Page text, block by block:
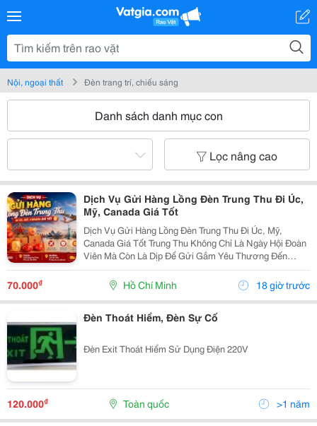
Nội, ngoại thất Đèn trang trí, chiếu sáng
Danh sách danh mục con
Lọc nâng cao
Dịch Vụ Gửi Hàng Lồng Đèn Trung Thu Đi Úc,
Mỹ, Canada Giá Tốt
Dịch Vụ Gửi Hàng Lồng Đèn Trung Thu Đi Úc, Mỹ,
Canada Giá Tốt Trung Thu Không Chỉ Là Ngày Hội Đoàn
Viên Mà Còn Là Dịp Để Gửi Gắm Yêu Thương Đến
Người Thân Đang Sinh Sống Và Làm Việc Tại Nước
Ngoài. Một Chiếc Lồng Đèn Truyền Thống Mang Theo
Hương...
70.000₫ Hồ Chí Minh 18 giờ trước
Đèn Thoát Hiểm, Đèn Sự Cố
Đèn Exit Thoát Hiểm Sử Dụng Điện 220V
120.000₫ Toàn quốc >1 năm